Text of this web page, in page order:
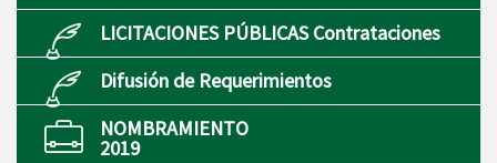
LICITACIONES PÚBLICAS Contrataciones
Difusión de Requerimientos
NOMBRAMIENTO
2019